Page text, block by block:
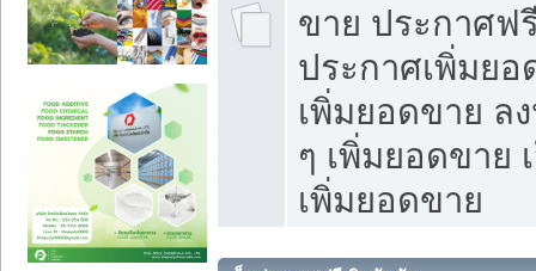
ขาย ประกาศฟ
ประกาศเพิ่มย
เพิ่มยอดขาย ล
ๆ เพิ่มยอดขาย
เพิ่มยอดขาย